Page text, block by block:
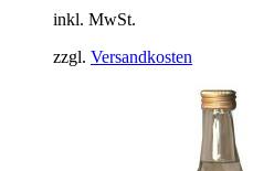
inkl. MwSt.
zzgl. Versandkosten